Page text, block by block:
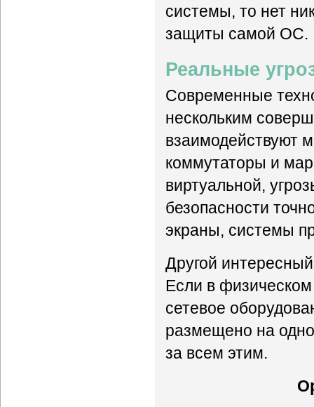
системы, то нет
защиты самой ОС.
Реальные
Современные
нескольким
взаимодействуют
коммутаторы и
виртуальной,
безопасности
экраны, системы
Другой
Если в физическом
сетевое
размещено на
за всем этим.